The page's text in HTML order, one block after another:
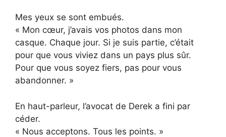
Mes yeux se sont embués.
« Mon cœur, j’avais vos photos dans mon
casque. Chaque jour. Si je suis partie, c’était
pour que vous viviez dans un pays plus sûr.
Pour que vous soyez fiers, pas pour vous
abandonner. »
En haut-parleur, l’avocat de Derek a fini par
céder.
« Nous acceptons. Tous les points. »